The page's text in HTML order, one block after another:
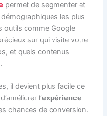
permet de segmenter et
les plus
outils comme Google
sur qui visite votre
et quels contenus
il devient plus facile de
l’expérience
chances de conversion.